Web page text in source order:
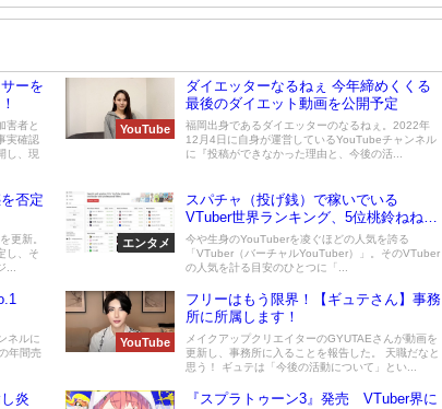
ーを
害者と
実確認
し、現
YouTube
ダイエッターなるねぇ 今年締めくくる
最後のダイエット動画を公開予定
福岡出身であるダイエッターのなるねぇ。2022年
12月4日に自身が運営しているYouTubeチャンネル
に『投稿ができなかった理由と、今後の活...
否定
更新。
し、そ
エンタメ
スパチャ（投げ銭）で稼いでいる
VTuber世界ランキング、5位桃鈴ねね、
4位葛葉、3位雪花ラミィ、2位潤羽るし
あ、1位は？【11月3週目】
今や生身のYouTuberを凌ぐほどの人気を誇る
「VTuber（バーチャルYouTuber）」。そのVTuber
の人気を計る目安のひとつに「...
ネルに
年間売
YouTube
フリーはもう限界！【ギュテさん】事務
所に所属します！
メイクアップクリエイターのGYUTAEさんが動画を
更新し、事務所に入ることを報告した。 天職だなと
思う！ ギュテは「今後の活動について」とい...
炎
『スプラトゥーン3』発売 VTuber界に